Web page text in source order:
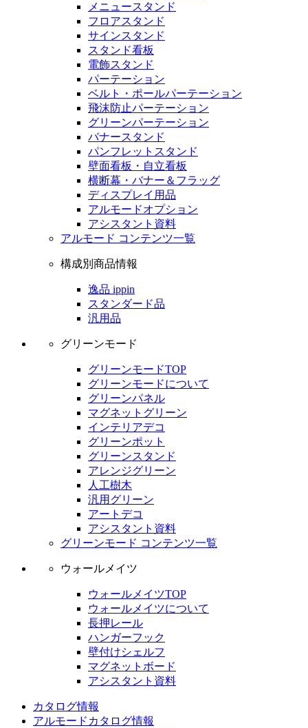
メニュースタンド
フロアスタンド
サインスタンド
スタンド看板
電飾スタンド
パーテーション
ベルト・ポールパーテーション
飛沫防止パーテーション
グリーンパーテーション
バナースタンド
パンフレットスタンド
壁面看板・自立看板
横断幕・バナー＆フラッグ
ディスプレイ用品
アルモードオプション
アシスタント資料
アルモード コンテンツ一覧
構成別商品情報
逸品 ippin
スタンダード品
汎用品
グリーンモード
グリーンモードTOP
グリーンモードについて
グリーンパネル
マグネットグリーン
インテリアデコ
グリーンポット
グリーンスタンド
アレンジグリーン
人工樹木
汎用グリーン
アートデコ
アシスタント資料
グリーンモード コンテンツ一覧
ウォールメイツ
ウォールメイツTOP
ウォールメイツについて
長押レール
ハンガーフック
壁付けシェルフ
マグネットボード
アシスタント資料
カタログ情報
アルモードカタログ情報